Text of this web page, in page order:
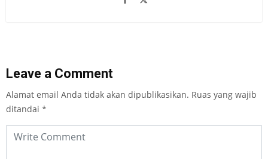
Leave a Comment
Alamat email Anda tidak akan dipublikasikan. Ruas yang wajib
ditandai *